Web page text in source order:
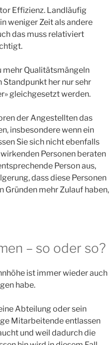
Effizienz. Landläufig
weniger Zeit als andere
das muss relativiert
mehr Qualitätsmängeln
Standpunkt her nur sehr
gleichgesetzt werden.
der Angestellten das
insbesondere wenn ein
Sie sich nicht ebenfalls
Personen beraten
Person aus,
dass diese Personen
Gründen mehr Zulauf haben,
– so oder so?
ist immer wieder auch
habe.
Abteilung oder sein
Mitarbeitende entlassen
und weil dadurch die